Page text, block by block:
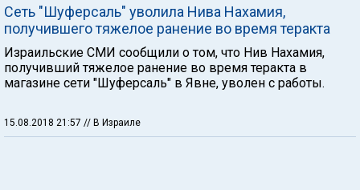
Сеть "Шуферсаль" уволила Нива Нахамия,
получившего тяжелое ранение во время теракта
Израильские СМИ сообщили о том, что Нив Нахамия,
получивший тяжелое ранение во время теракта в
магазине сети "Шуферсаль" в Явне, уволен с работы.
15.08.2018 21:57 // В Израиле